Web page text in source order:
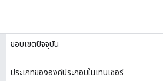
ขอบเขตปัจจุบัน
ประเภทขององค์ประกอบในเทนเซอร์